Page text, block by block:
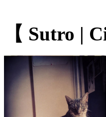
【 Sutro |